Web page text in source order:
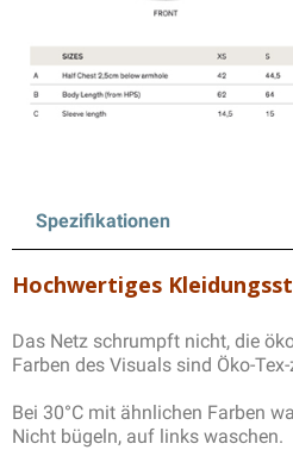
Spezifikationen
Hochwertiges
Das Netz schrumpft nicht, die
Farben des Visuals sind Öko-
Bei 30°C mit ähnlichen Farben
Nicht bügeln, auf links waschen.